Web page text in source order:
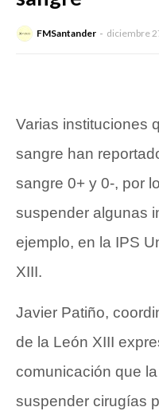
FMSantander diciembre
Varias instituciones
sangre han
sangre 0+ y 0-, por
suspender algunas
ejemplo, en la IPS
XIII.
Javier Patiño,
de la León XIII
comunicación que
suspender cirugías